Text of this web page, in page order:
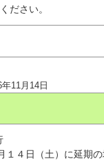
ださい。
11月14日
４日（土）に延期の